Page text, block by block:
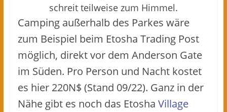
schreit teilweise zum Himmel.
Camping außerhalb des Parkes wäre
zum Beispiel beim Etosha Trading Post
möglich, direkt vor dem Anderson Gate
im Süden. Pro Person und Nacht kostet
es hier 220N$ (Stand 09/22). Ganz in der
Nähe gibt es noch das Etosha Village